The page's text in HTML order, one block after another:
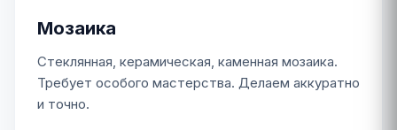
Мозаика
Стеклянная, керамическая, каменная мозаика.
Требует особого мастерства. Делаем аккуратно
и точно.